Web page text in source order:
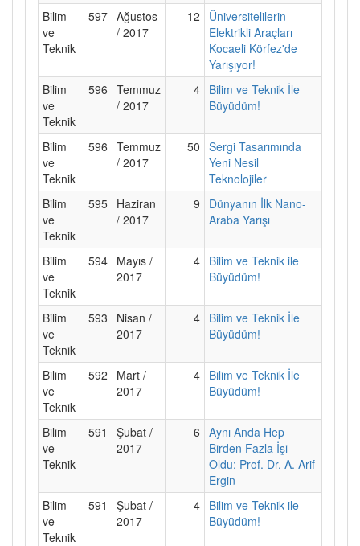
Bilim
ve
Teknik
597 Ağustos
/ 2017
12
Üniversitelilerin
Elektrikli Araçları
Kocaeli Körfez'de
Yarışıyor!
Bilim
ve
Teknik
596 Temmuz
/ 2017
4 Bilim ve Teknik İle
Büyüdüm!
Bilim
ve
Teknik
596 Temmuz
/ 2017
50 Sergi Tasarımında
Yeni Nesil
Teknolojiler
Bilim
ve
Teknik
595 Haziran
/ 2017
9
Dünyanın İlk Nano-
Araba Yarışı
Bilim
ve
Teknik
594 Mayıs /
2017
4 Bilim ve Teknik ile
Büyüdüm!
Bilim
ve
Teknik
593
Nisan /
2017
4 Bilim ve Teknik İle
Büyüdüm!
Bilim
ve
Teknik
592
Mart /
2017
4 Bilim ve Teknik İle
Büyüdüm!
Bilim
ve
Teknik
591
Şubat /
2017
6 Aynı Anda Hep
Birden Fazla İşi
Oldu: Prof. Dr. A. Arif
Ergin
Bilim
ve
Teknik
591
Şubat /
2017
4 Bilim ve Teknik ile
Büyüdüm!